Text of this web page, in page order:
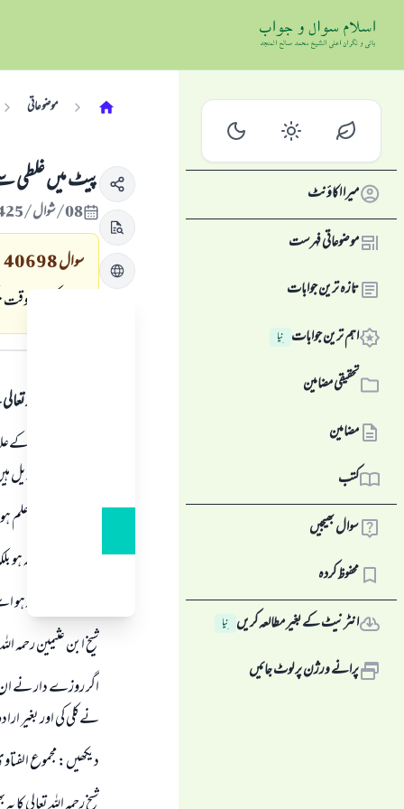
میرا اکاؤنٹ
موضوعاتی فہرست
تازہ ترین جوابات
اہم ترین جوابات نِیا
تحقیقی مضامین
مضامین
کتب
سوال بھیجیں
محفوظ کردہ
انٹرنیٹ کے بغیر مطالعہ کریں نِیا
پرانے ورژن پر لوٹ جائیں
موضوعاتی
پيٹ ميں غلطي
08/شوال/1425 , 21/نومبر/2004
سوال40698
وضوء كرتےوقت
ہمہ قسم کی حمد
حيض اور نفاس
شرطيں مندرجہ ذيل
اول: انسان كوعلم
دوم: بھول كرنہ ہو
سوم: وہ بااختيار ہو
شيخ ابن عثيمين رحمہ
اگر روزے دار نے ان
نےكلي كي اور بغير
ديكھيں: مجموع الفتاوي